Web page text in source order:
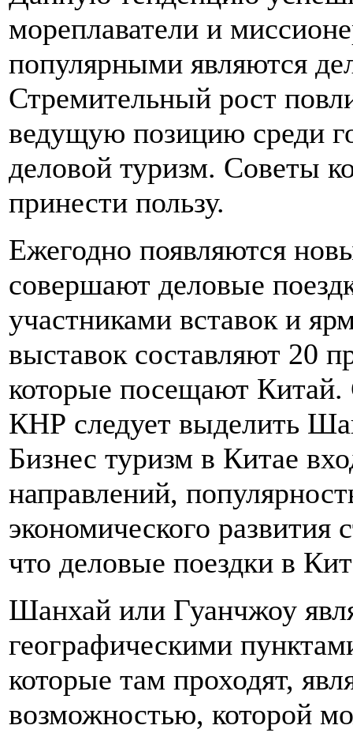
мореплаватели и
популярными являются
Стремительный рост
ведущую позицию среди
деловой туризм. Советы
принести пользу.
Ежегодно появляются
совершают деловые
участниками вставок и
выставок составляют 20
которые посещают
КНР следует выделить
Бизнес туризм в Китае
направлений,
экономического развития
что деловые поездки в
Шанхай или Гуанчжоу
географическими
которые там проходят,
возможностью, которой